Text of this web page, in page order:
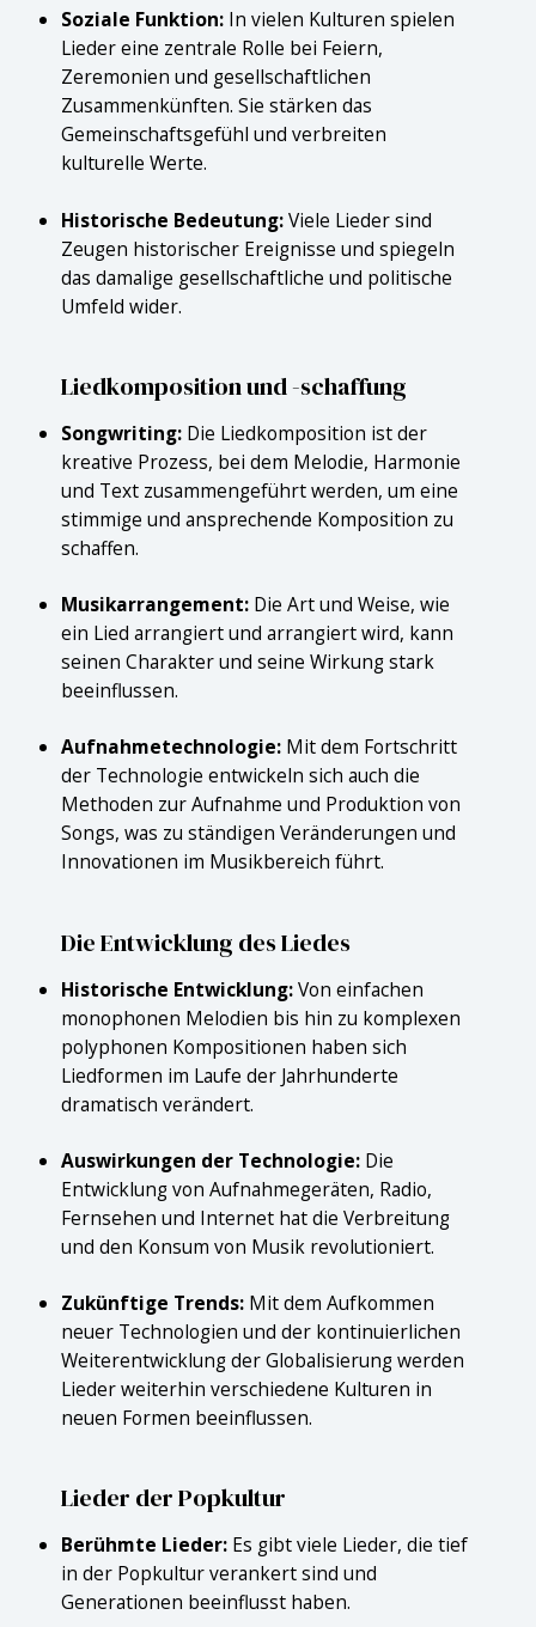
Soziale Funktion: In vielen Kulturen spielen
Lieder eine zentrale Rolle bei Feiern,
Zeremonien und gesellschaftlichen
Zusammenkünften. Sie stärken das
Gemeinschaftsgefühl und verbreiten
kulturelle Werte.
Historische Bedeutung:Viele Lieder sind
Zeugen historischer Ereignisse und spiegeln
das damalige gesellschaftliche und politische
Umfeld wider.
Liedkomposition und -schaffung
Songwriting: Die Liedkomposition ist der
kreative Prozess, bei dem Melodie, Harmonie
und Text zusammengeführt werden, um eine
stimmige und ansprechende Komposition zu
schaffen.
Musikarrangement: Die Art und Weise, wie
ein Lied arrangiert und arrangiert wird, kann
seinen Charakter und seine Wirkung stark
beeinflussen.
Aufnahmetechnologie: Mit dem Fortschritt
der Technologie entwickeln sich auch die
Methoden zur Aufnahme und Produktion von
Songs, was zu ständigen Veränderungen und
Innovationen im Musikbereich führt.
Die Entwicklung des Liedes
Historische Entwicklung:Von einfachen
monophonen Melodien bis hin zu komplexen
polyphonen Kompositionen haben sich
Liedformen im Laufe der Jahrhunderte
dramatisch verändert.
Auswirkungen der Technologie: Die
Entwicklung von Aufnahmegeräten, Radio,
Fernsehen und Internet hat die Verbreitung
und den Konsum von Musik revolutioniert.
Zukünftige Trends: Mit dem Aufkommen
neuer Technologien und der kontinuierlichen
Weiterentwicklung der Globalisierung werden
Lieder weiterhin verschiedene Kulturen in
neuen Formen beeinflussen.
Lieder der Popkultur
Berühmte Lieder: Es gibt viele Lieder, die tief
in der Popkultur verankert sind und
Generationen beeinflusst haben.